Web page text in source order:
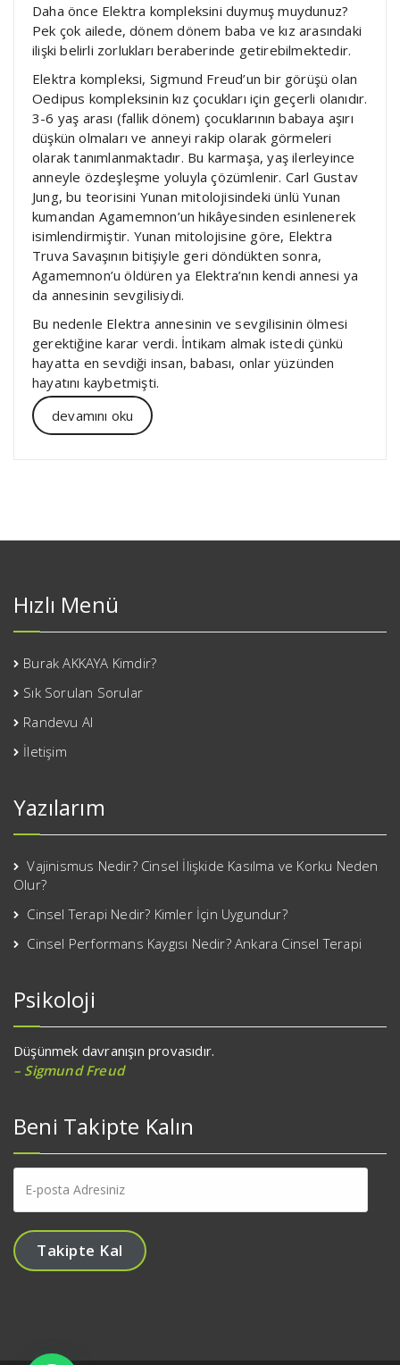
Daha önce Elektra kompleksini duymuş muydunuz?
Pek çok ailede, dönem dönem baba ve kız arasındaki
ilişki belirli zorlukları beraberinde getirebilmektedir.
Elektra kompleksi, Sigmund Freud’un bir görüşü olan
Oedipus kompleksinin kız çocukları için geçerli olanıdır.
3-6 yaş arası (fallik dönem) çocuklarının babaya aşırı
düşkün olmaları ve anneyi rakip olarak görmeleri
olarak tanımlanmaktadır. Bu karmaşa, yaş ilerleyince
anneyle özdeşleşme yoluyla çözümlenir. Carl Gustav
Jung, bu teorisini Yunan mitolojisindeki ünlü Yunan
kumandan Agamemnon’un hikâyesinden esinlenerek
isimlendirmiştir. Yunan mitolojisine göre, Elektra
Truva Savaşının bitişiyle geri döndükten sonra,
Agamemnon’u öldüren ya Elektra’nın kendi annesi ya
da annesinin sevgilisiydi.
Bu nedenle Elektra annesinin ve sevgilisinin ölmesi
gerektiğine karar verdi. İntikam almak istedi çünkü
hayatta en sevdiği insan, babası, onlar yüzünden
hayatını kaybetmişti.
devamını oku
Hızlı Menü
Burak AKKAYA Kimdir?
Sık Sorulan Sorular
Randevu Al
İletişim
Yazılarım
Vajinismus Nedir? Cinsel İlişkide Kasılma ve Korku Neden
Olur?
Cinsel Terapi Nedir? Kimler İçin Uygundur?
Cinsel Performans Kaygısı Nedir? Ankara Cinsel Terapi
Psikoloji
Düşünmek davranışın provasıdır.
– Sigmund Freud
Beni Takipte Kalın
posta
Adresiniz
Takipte Kal